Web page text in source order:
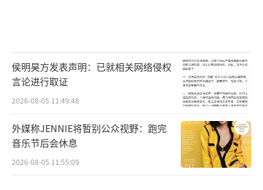
侯明昊方发表声明：已就相关网络侵权
言论进行取证
2026-08-05 11:49:48
外媒称JENNIE将暂别公众视野：跑完
音乐节后会休息
2026-08-05 11:55:09